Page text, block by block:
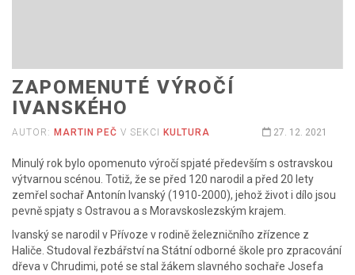
ZAPOMENUTÉ VÝROČÍ
IVANSKÉHO
AUTOR: MARTIN PEČ V SEKCI KULTURA 27. 12. 2021
Minulý rok bylo opomenuto výročí spjaté především s ostravskou
výtvarnou scénou. Totiž, že se před 120 narodil a před 20 lety
zemřel sochař Antonín Ivanský (1910-2000), jehož život i dílo jsou
pevně spjaty s Ostravou a s Moravskoslezským krajem.
Ivanský se narodil v Přívoze v rodině železničního zřízence z
Haliče. Studoval řezbářství na Státní odborné škole pro zpracování
dřeva v Chrudimi, poté se stal žákem slavného sochaře Josefa